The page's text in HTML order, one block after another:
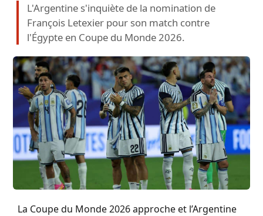
L'Argentine s'inquiète de la nomination de
François Letexier pour son match contre
l'Égypte en Coupe du Monde 2026.
La Coupe du Monde 2026 approche et l’Argentine